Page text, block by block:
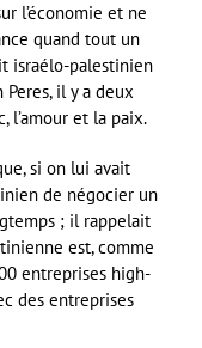
l’économie et ne
quand tout un
israélo-palestinien
il y a deux
l’amour et la paix.
si on lui avait
de négocier un
; il rappelait
est, comme
entreprises high-
des entreprises